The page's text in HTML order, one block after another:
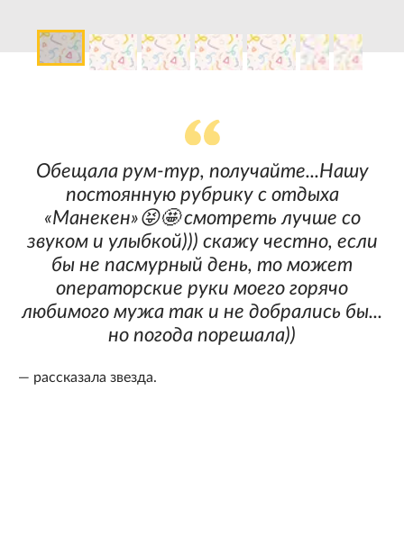
Обещала рум-тур, получайте...Нашу
постоянную рубрику с отдыха
«Манекен»😝🤩 смотреть лучше со
звуком и улыбкой))) скажу честно, если
бы не пасмурный день, то может
операторские руки моего горячо
любимого мужа так и не добрались бы...
но погода порешала))
— рассказала звезда.